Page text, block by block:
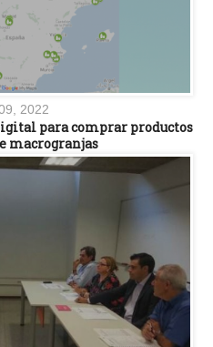
2022
para comprar productos
macrogranjas